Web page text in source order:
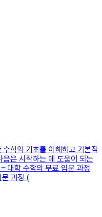
학의 기초를 이해하고 기본적
은 시작하는 데 도움이 되는
대학 수학의 무료 입문 과정
과정 (